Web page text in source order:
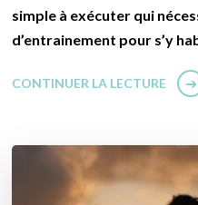
simple à exécuter qui
d’entrainement pour s’y
CONTINUER LA LECTURE